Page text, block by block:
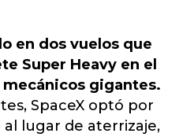
en dos vuelos que
Super Heavy en el
gigantes.
SpaceX optó por
lugar de aterrizaje,